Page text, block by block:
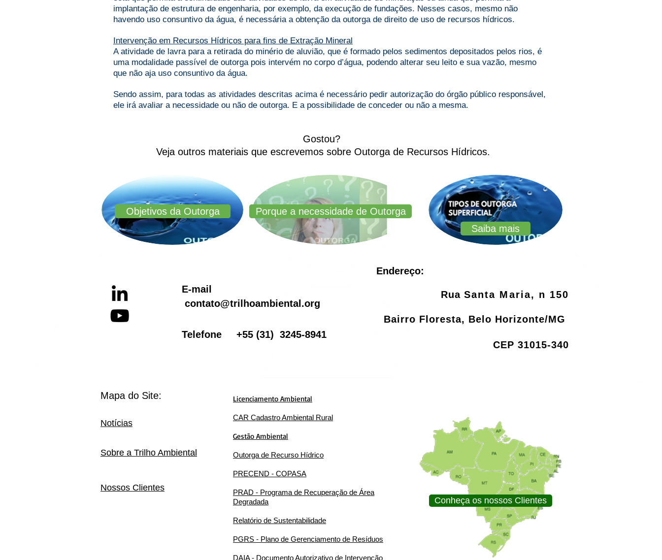
implantação de estrutura de engenharia, por exemplo, da execução de fundações. Nesses casos, mesmo não
havendo uso consuntivo da água, é necessária a obtenção da outorga de direito de uso de recursos hídricos.
Intervenção em Recursos Hídricos para fins de Extração Mineral
A atividade de lavra para a retirada do minério de aluvião, que é formado pelos sedimentos depositados pelos rios, é
uma modalidade passível de outorga pois intervém no corpo d’água, podendo alterar seu leito e sua vazão, mesmo
que não aja uso consuntivo da água.
Sendo assim, para todas as atividades descritas acima é necessário pedir autorização do órgão público responsável,
ele irá avaliar a necessidade ou não de outorga. E a possibilidade de conceder ou não a mesma.
Gostou?
Veja outros materiais que escrevemos sobre Outorga de Recursos Hídricos.
Objetivos da Outorga
Porque a necessidade de Outorga
Saiba mais
E-mail
contato@trilhoambiental.org
Telefone +55 (31) 3245-8941
Endereço:
RuaSanta Maria, n 150
Bairro Floresta, Belo Horizonte/MG
CEP 31015-340
Sobre a Trilho Ambiental
Notícias
Nossos Clientes
Mapa do Site: Licenciamento Ambiental
CAR Cadastro Ambiental Rural
Gestão Ambiental
Outorga de Recurso Hídrico
PRECEND - COPASA
PRAD - Programa de Recuperação de Área
Degradada
Relatório de Sustentabilidade
PGRS - Plano de Gerenciamento de Resíduos
DAIA - Documento Autorizativo de Intervenção
Conheça os nossos Clientes